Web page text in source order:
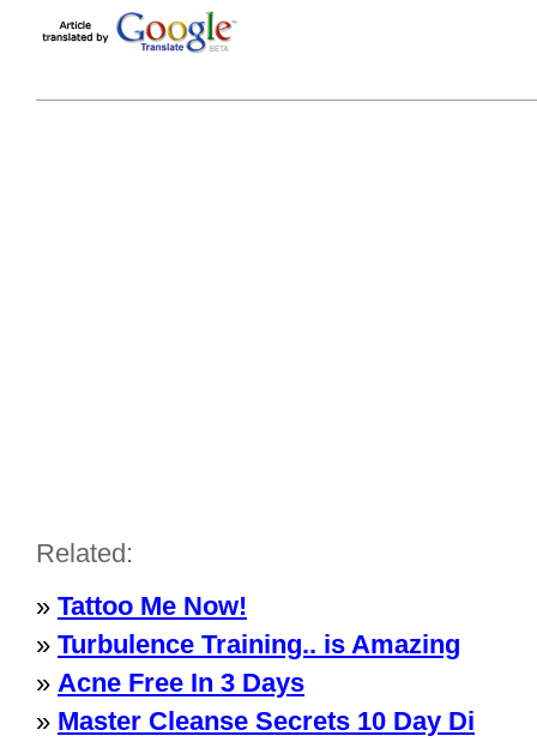
Related:
» Tattoo Me Now!
» Turbulence Training.. is Amazing
» Acne Free In 3 Days
» Master Cleanse Secrets 10 Day Di